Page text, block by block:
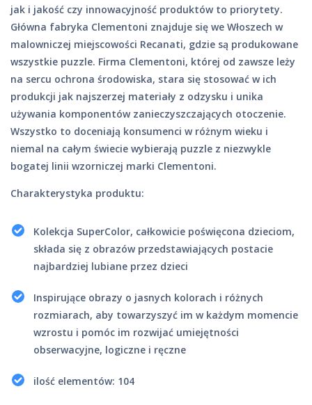
jak i jakość czy innowacyjność produktów to priorytety.
Główna fabryka Clementoni znajduje się we Włoszech w
malowniczej miejscowości Recanati, gdzie są produkowane
wszystkie puzzle. Firma Clementoni, której od zawsze leży
na sercu ochrona środowiska, stara się stosować w ich
produkcji jak najszerzej materiały z odzysku i unika
używania komponentów zanieczyszczających otoczenie.
Wszystko to doceniają konsumenci w różnym wieku i
niemal na całym świecie wybierają puzzle z niezwykle
bogatej linii wzorniczej marki Clementoni.
Charakterystyka produktu:
Kolekcja SuperColor, całkowicie poświęcona dzieciom,
składa się z obrazów przedstawiających postacie
najbardziej lubiane przez dzieci
Inspirujące obrazy o jasnych kolorach i różnych
rozmiarach, aby towarzyszyć im w każdym momencie
wzrostu i pomóc im rozwijać umiejętności
obserwacyjne, logiczne i ręczne
ilość elementów: 104